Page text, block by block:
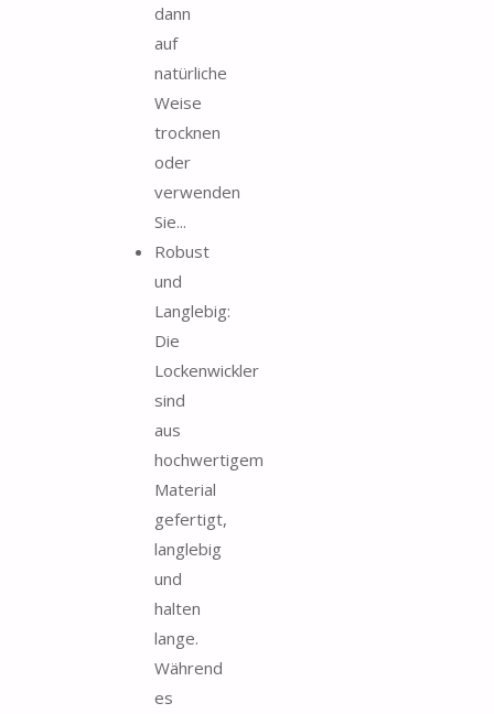
dann
auf
natürliche
Weise
trocknen
oder
verwenden
Sie...
Robust
und
Langlebig:
Die
Lockenwickler
sind
aus
hochwertigem
Material
gefertigt,
langlebig
und
halten
lange.
Während
es